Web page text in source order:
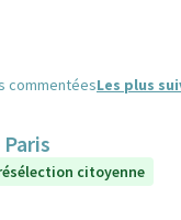
commentéesLes plus
citoyenne